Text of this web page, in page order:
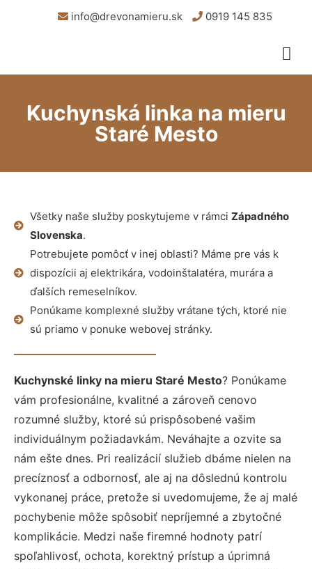
info@drevonamieru.sk 0919 145 835
Kuchynská linka na mieru
Staré Mesto
Všetky naše služby poskytujeme v rámci Západného
Slovenska.
Potrebujete pomôcť v inej oblasti? Máme pre vás k
dispozícii aj elektrikára, vodoinštalatéra, murára a
ďalších remeselníkov.
Ponúkame komplexné služby vrátane tých, ktoré nie
sú priamo v ponuke webovej stránky.
Kuchynské linky na mieru Staré Mesto? Ponúkame
vám profesionálne, kvalitné a zároveň cenovo
rozumné služby, ktoré sú prispôsobené vašim
individuálnym požiadavkám. Neváhajte a ozvite sa
nám ešte dnes. Pri realizácií služieb dbáme nielen na
precíznosť a odbornosť, ale aj na dôslednú kontrolu
vykonanej práce, pretože si uvedomujeme, že aj malé
pochybenie môže spôsobiť nepríjemné a zbytočné
komplikácie. Medzi naše firemné hodnoty patrí
spoľahlivosť, ochota, korektný prístup a úprimná